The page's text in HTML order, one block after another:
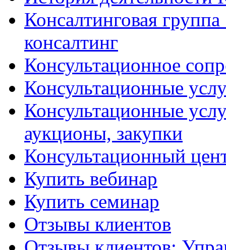
Консалтинговая
консалтинг
Консультационное
Консультационные
Консультационные
аукционы, закупки
Консультационный
Купить вебинар
Купить семинар
Отзывы клиентов